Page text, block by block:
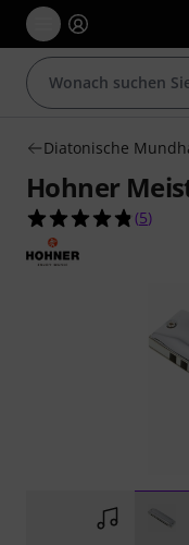
Diatonische
Hohner
4.8
(5)